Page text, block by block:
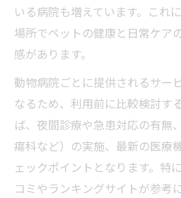
いる病院も増えています。これ
場所でペットの健康と日常ケア
感があります。
動物病院ごとに提供されるサー
なるため、利用前に比較検討す
ば、夜間診療や急患対応の有無
瘍科など）の実施、最新の医療
ェックポイントとなります。特
コミやランキングサイトが参考